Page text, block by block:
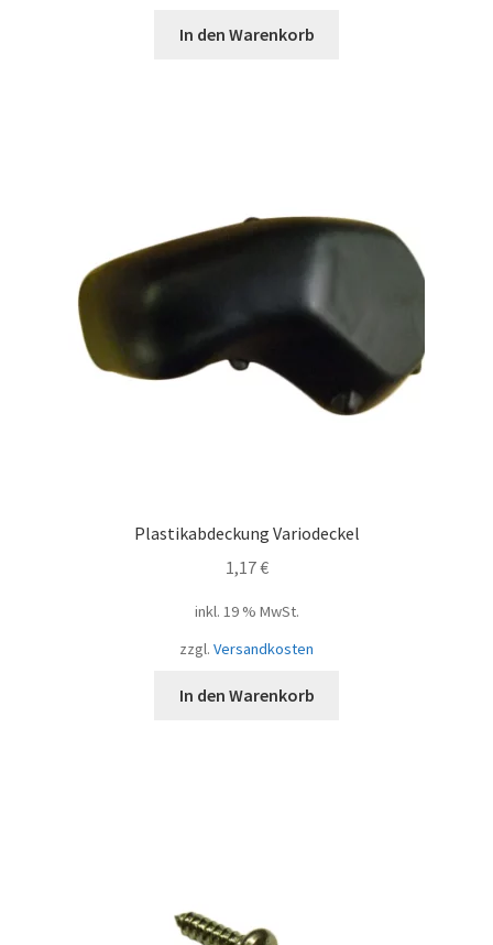
In den Warenkorb
Plastikabdeckung Variodeckel
1,17€
inkl. 19 % MwSt.
zzgl. Versandkosten
In den Warenkorb